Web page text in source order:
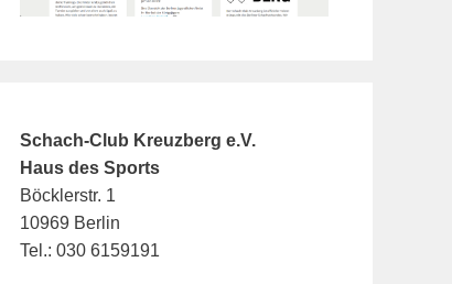
Schach-Club Kreuzberg e.V.
Haus des Sports
Böcklerstr. 1
10969 Berlin
Tel.: 030 6159191